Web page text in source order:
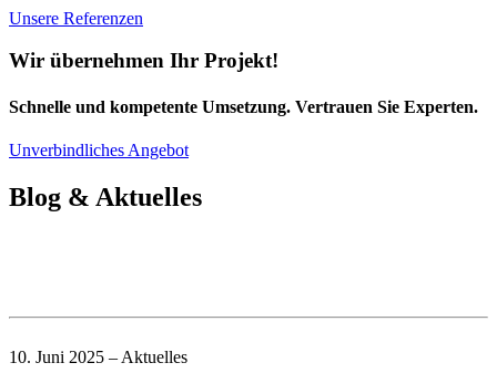
Unsere Referenzen
Wir übernehmen Ihr Projekt!
Schnelle und kompetente Umsetzung. Vertrauen Sie Experten.
Unverbindliches Angebot
Blog & Aktuelles
10. Juni 2025 – Aktuelles